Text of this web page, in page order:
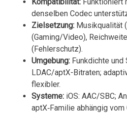
denselben Codec
Zielsetzung:Musikqualität
(Gaming/Video),
(Fehlerschutz).
Umgebung:Funkdichte ⁣und
LDAC/aptX-Bitraten;
flexibler.
Systeme:iOS: AAC/SBC;
aptX‑Familie abhängig